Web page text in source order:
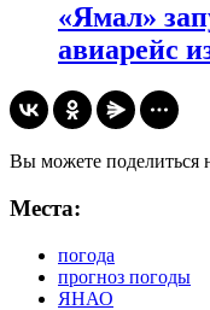
«Ямал»
авиарейс
Вы можете поделиться
Места:
погода
прогноз погоды
ЯНАО